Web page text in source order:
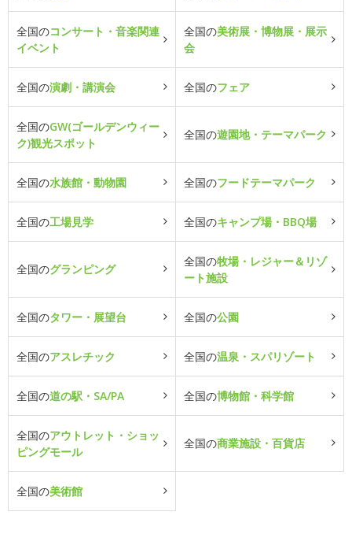
全国のコンサート・音楽関連
イベント
全国の美術展・博物展・展示
会
全国の演劇・講演会 全国のフェア
全国のGW(ゴールデンウィー
ク)観光スポット
全国の遊園地・テーマパーク
全国の水族館・動物園 全国のフードテーマパーク
全国の工場見学 全国のキャンプ場・BBQ場
全国のグランピング
全国の牧場・レジャー＆リゾ
ート施設
全国のタワー・展望台 全国の公園
全国のアスレチック 全国の温泉・スパリゾート
全国の道の駅・SA/PA 全国の博物館・科学館
全国のアウトレット・ショッ
ピングモール
全国の商業施設・百貨店
全国の美術館